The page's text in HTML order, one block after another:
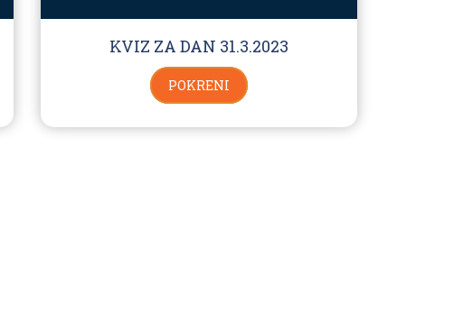
KVIZ ZA DAN 31.3.2023
POKRENI